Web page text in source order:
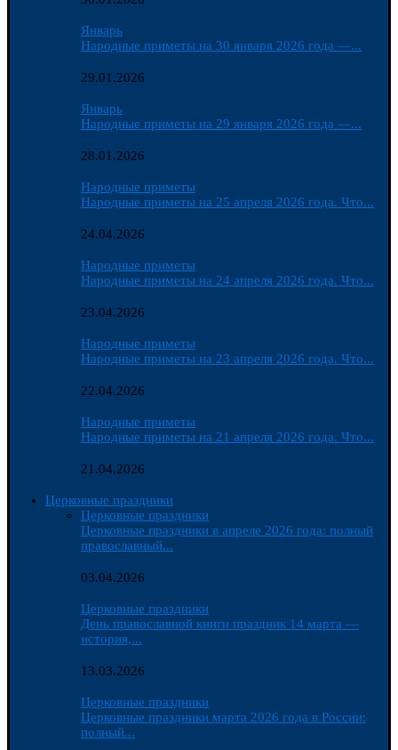
Январь
Народные приметы на 30 января 2026 года —...
29.01.2026
Январь
Народные приметы на 29 января 2026 года —...
28.01.2026
Народные приметы
Народные приметы на 25 апреля 2026 года. Что...
24.04.2026
Народные приметы
Народные приметы на 24 апреля 2026 года. Что...
23.04.2026
Народные приметы
Народные приметы на 23 апреля 2026 года. Что...
22.04.2026
Народные приметы
Народные приметы на 21 апреля 2026 года. Что...
21.04.2026
Церковные праздники
Церковные праздники
Церковные праздники в апреле 2026 года: полный
православный...
03.04.2026
Церковные праздники
День православной книги праздник 14 марта —
история,...
13.03.2026
Церковные праздники
Церковные праздники марта 2026 года в России:
полный...